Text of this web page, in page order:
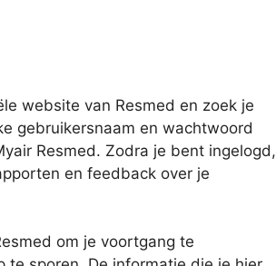
website van Resmed en zoek je
gebruikersnaam en wachtwoord
Resmed. Zodra je bent ingelogd,
en feedback over je
om je voortgang te